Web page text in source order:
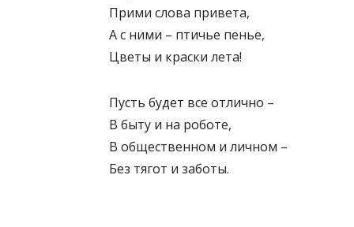
Прими слова привета,
А с ними – птичье пенье,
Цветы и краски лета!
Пусть будет все отлично –
В быту и на роботе,
В общественном и личном –
Без тягот и заботы.